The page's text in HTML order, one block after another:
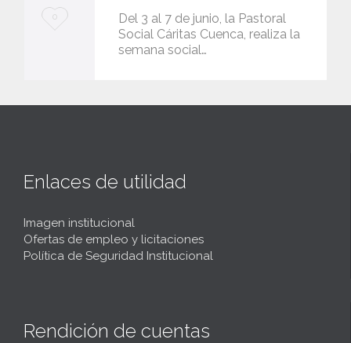
L
0
Del 3 al 7 de junio, la Pastoral
Social Cáritas Cuenca, realiza la
semana social…
Enlaces de utilidad
Imagen institucional
Ofertas de empleo y licitaciones
Política de Seguridad Institucional
Rendición de cuentas